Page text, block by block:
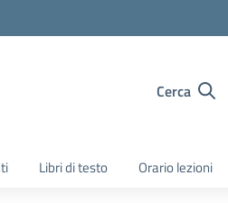
Cerca
Libri di testo Orario lezioni